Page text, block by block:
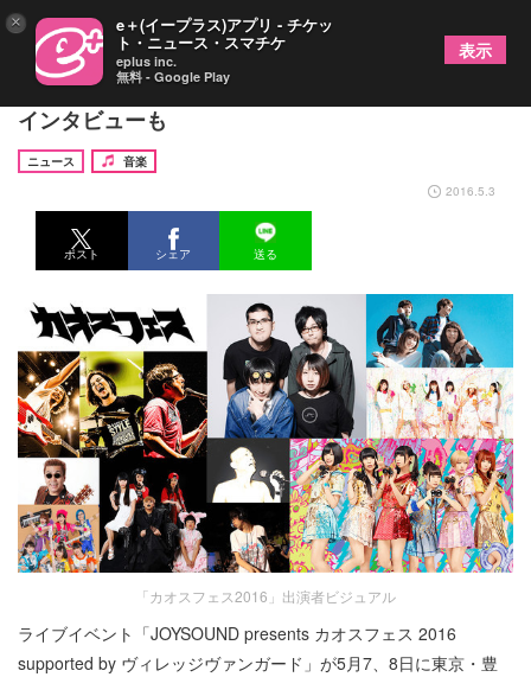
「カオスフェス」AbemaTVで生中継、出演者への
インタビューも
ニュース
音楽
2016.5.3
ポスト シェア 送る
「カオスフェス2016」出演者ビジュアル
ライブイベント「JOYSOUND presents カオスフェス 2016
supported by ヴィレッジヴァンガード」が5月7、8日に東京・豊
× e＋(イープラス)アプリ - チケッ
ト・ニュース・スマチケ
eplus inc.
無料 - Google Play
表示